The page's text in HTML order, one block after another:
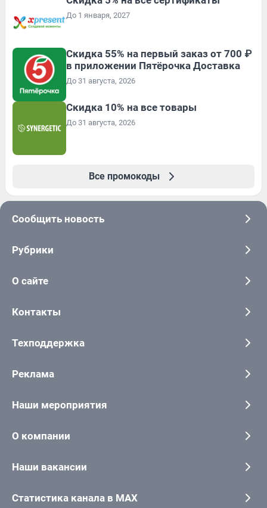
До 1 января, 2027
Скидка 55% на первый заказ от 700 ₽
в приложении Пятёрочка Доставка
До 31 августа, 2026
Скидка 10% на все товары
До 31 августа, 2026
Все промокоды
Сообщить новость
Рубрики
О сайте
Контакты
Техподдержка
Реклама
Наши мероприятия
О компании
Наши вакансии
Статистика канала в MAX